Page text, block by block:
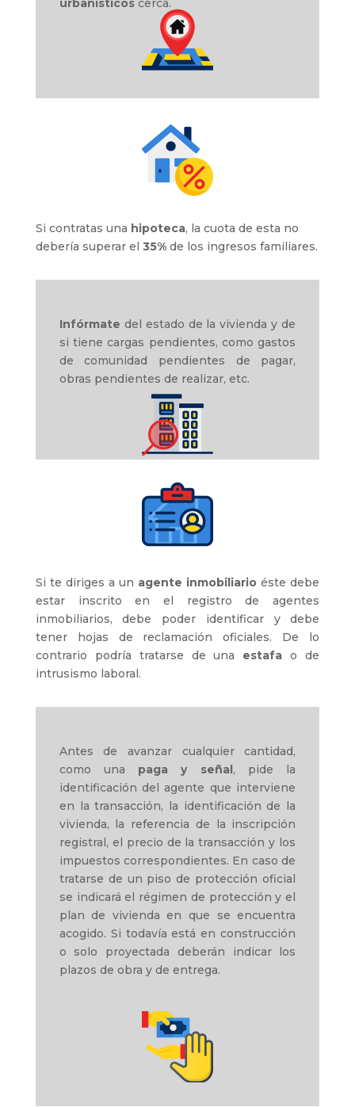
urbanísticoscerca.
Si contratas una hipoteca, la cuota de esta no
debería superar el 35%de los ingresos familiares.
Infórmate del estado de la vivienda y de
si tiene cargas pendientes, como gastos
de comunidad pendientes de pagar,
obras pendientes de realizar, etc.
Si te diriges a un agente inmobiliario éste debe
estar inscrito en el registro de agentes
inmobiliarios, debe poder identificar y debe
tener hojas de reclamación oficiales. De lo
contrario podría tratarse de una estafa o de
intrusismo laboral.
Antes de avanzar cualquier cantidad,
como una paga y señal , pide la
identificación del agente que interviene
en la transacción, la identificación de la
vivienda, la referencia de la inscripción
registral, el precio de la transacción y los
impuestos correspondientes. En caso de
tratarse de un piso de protección oficial
se indicará el régimen de protección y el
plan de vivienda en que se encuentra
acogido. Si todavía está en construcción
o solo proyectada deberán indicar los
plazos de obra y de entrega.